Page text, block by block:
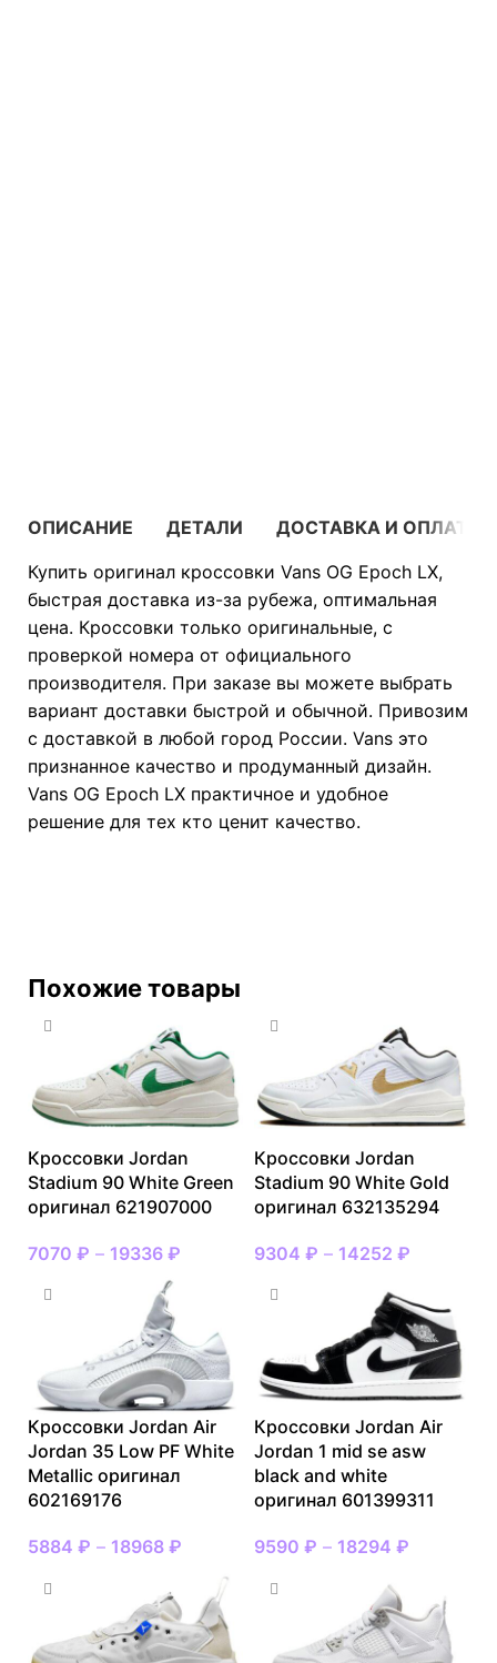
ОПИСАНИЕ ДЕТАЛИ
ДОСТАВКА И ОПЛАТА
Купить оригинал кроссовки Vans OG Epoch LX,
быстрая доставка из-за рубежа, оптимальная
цена. Кроссовки только оригинальные, с
проверкой номера от официального
производителя. При заказе вы можете выбрать
вариант доставки быстрой и обычной. Привозим
с доставкой в любой город России. Vans это
признанное качество и продуманный дизайн.
Vans OG Epoch LX практичное и удобное
решение для тех кто ценит качество.
Похожие товары
Кроссовки Jordan
Stadium 90 White Green
оригинал 621907000
7070 ₽ – 19336 ₽
Кроссовки Jordan
Stadium 90 White Gold
оригинал 632135294
9304 ₽ – 14252 ₽
Кроссовки Jordan Air
Jordan 35 Low PF White
Metallic оригинал
602169176
5884 ₽ – 18968 ₽
Кроссовки Jordan Air
Jordan 1 mid se asw
black and white
оригинал 601399311
9590 ₽ – 18294 ₽